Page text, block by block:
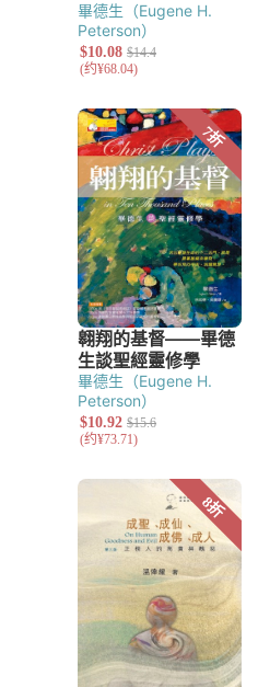
畢德生（Eugene H.
Peterson）
畢德生（Eugene H.
Peterson）